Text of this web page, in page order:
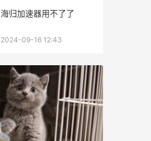
海归加速器用不了了
2024-09-16 12:43